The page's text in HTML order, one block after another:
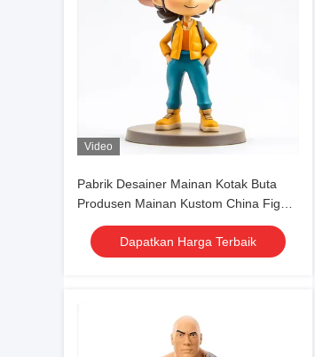
Video
Pabrik Desainer Mainan Kotak Buta
Produsen Mainan Kustom China Figur
Anime untuk Anak Perempuan dan
Laki-lakiDapatkan Harga Terbaik